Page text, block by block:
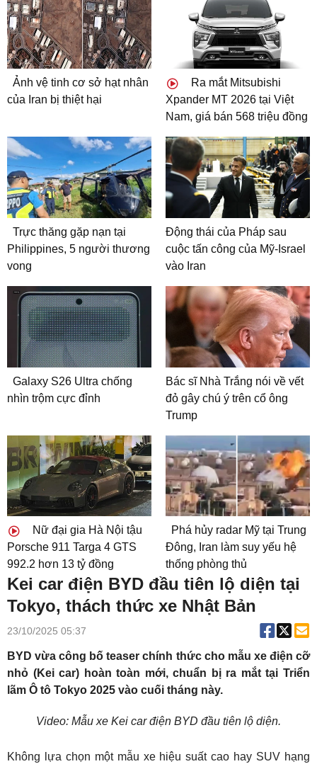
Ảnh vệ tinh cơ sở hạt nhân
của Iran bị thiệt hại
Ra mắt Mitsubishi
Xpander MT 2026 tại Việt
Nam, giá bán 568 triệu đồng
Trực thăng gặp nạn tại
Philippines, 5 người thương
vong
Động thái của Pháp sau
cuộc tấn công của Mỹ-Israel
vào Iran
Galaxy S26 Ultra chống
nhìn trộm cực đỉnh
Bác sĩ Nhà Trắng nói về vết
đỏ gây chú ý trên cổ ông
Trump
Nữ đại gia Hà Nội tậu
Porsche 911 Targa 4 GTS
992.2 hơn 13 tỷ đồng
Phá hủy radar Mỹ tại Trung
Đông, Iran làm suy yếu hệ
thống phòng thủ
Kei car điện BYD đầu tiên lộ diện tại
Tokyo, thách thức xe Nhật Bản
23/10/2025 05:37
BYD vừa công bố teaser chính thức cho mẫu xe điện cỡ
nhỏ (Kei car) hoàn toàn mới, chuẩn bị ra mắt tại Triển
lãm Ô tô Tokyo 2025 vào cuối tháng này.
Video: Mẫu xe Kei car điện BYD đầu tiên lộ diện.
Không lựa chọn một mẫu xe hiệu suất cao hay SUV hạng